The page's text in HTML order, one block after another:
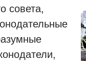
совета,